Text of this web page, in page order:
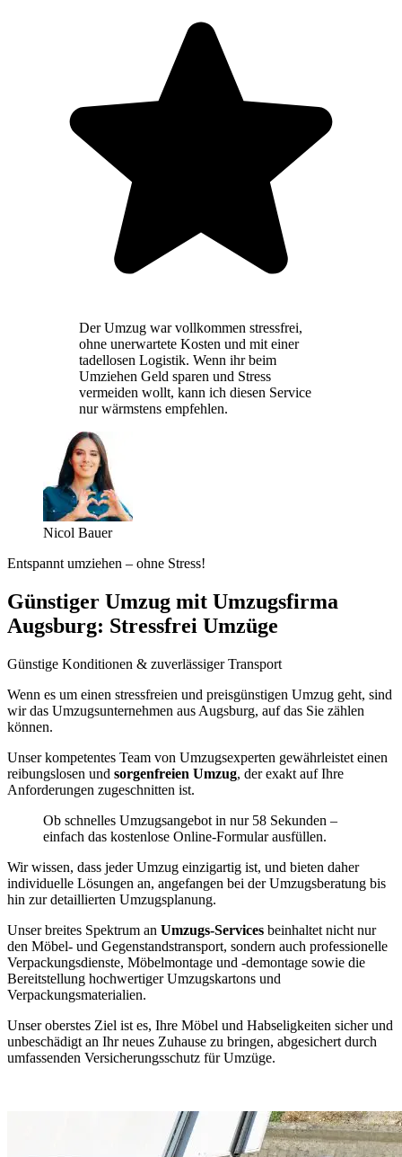
Der Umzug war vollkommen stressfrei,
ohne unerwartete Kosten und mit einer
tadellosen Logistik. Wenn ihr beim
Umziehen Geld sparen und Stress
vermeiden wollt, kann ich diesen Service
nur wärmstens empfehlen.
Nicol Bauer
Entspannt umziehen – ohne Stress!
Günstiger Umzug mit Umzugsfirma
Augsburg: Stressfrei Umzüge
Günstige Konditionen & zuverlässiger Transport
Wenn es um einen stressfreien und preisgünstigen Umzug geht, sind
wir das Umzugsunternehmen aus Augsburg, auf das Sie zählen
können.
Unser kompetentes Team von Umzugsexperten gewährleistet einen
reibungslosen und sorgenfreien Umzug, der exakt auf Ihre
Anforderungen zugeschnitten ist.
Ob schnelles Umzugsangebot in nur 58 Sekunden –
einfach das kostenlose Online-Formular ausfüllen.
Wir wissen, dass jeder Umzug einzigartig ist, und bieten daher
individuelle Lösungen an, angefangen bei der Umzugsberatung bis
hin zur detaillierten Umzugsplanung.
Unser breites Spektrum an Umzugs-Services beinhaltet nicht nur
den Möbel- und Gegenstandstransport, sondern auch professionelle
Verpackungsdienste, Möbelmontage und -demontage sowie die
Bereitstellung hochwertiger Umzugskartons und
Verpackungsmaterialien.
Unser oberstes Ziel ist es, Ihre Möbel und Habseligkeiten sicher und
unbeschädigt an Ihr neues Zuhause zu bringen, abgesichert durch
umfassenden Versicherungsschutz für Umzüge.